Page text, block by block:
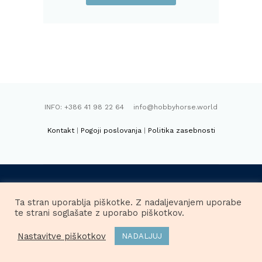
10,00€.
INFO: +386 41 98 22 64 info@hobbyhorse.world
Kontakt| Pogoji poslovanja| Politika zasebnosti
HOBBYHORSE.WORLD, Raša Böhm Vidmar s.p. ©
2026. Vse pravice pridržane.
Ta stran uporablja piškotke. Z nadaljevanjem uporabe
te strani soglašate z uporabo piškotkov.
Nastavitve piškotkov NADALJUJ